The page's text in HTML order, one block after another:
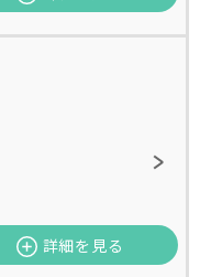
詳細を見る